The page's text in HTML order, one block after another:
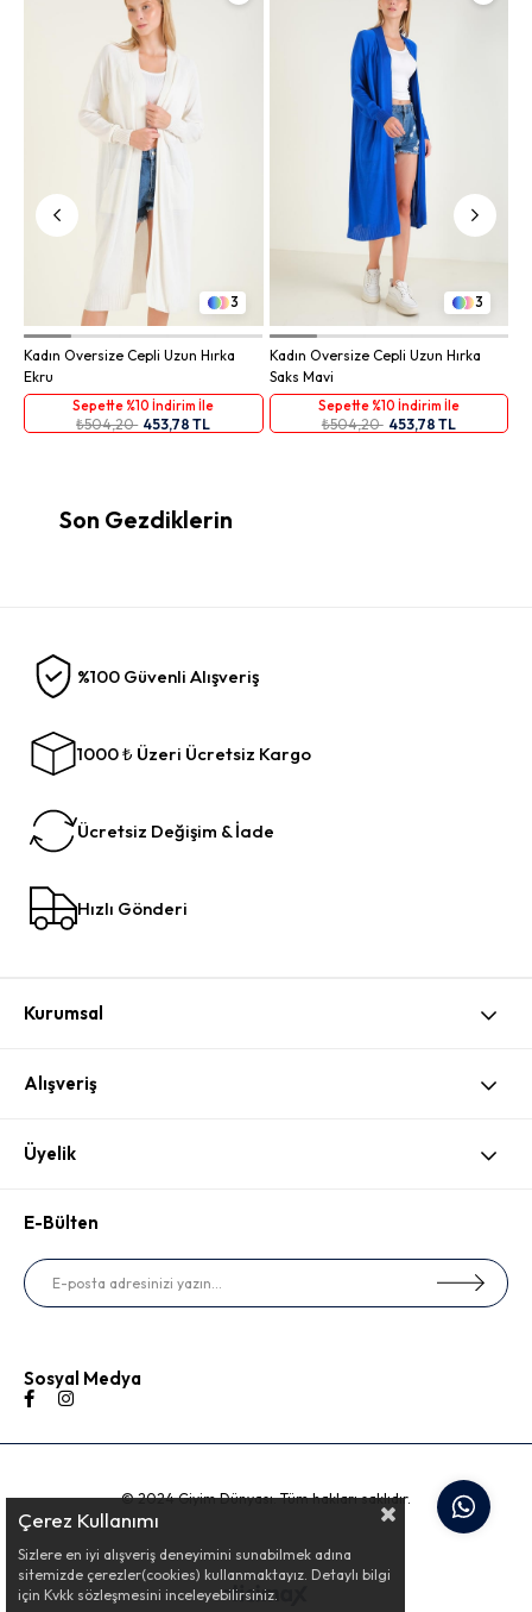
3
Kadın Oversize Cepli Uzun Hırka
Ekru
Sepette %10 İndirim İle
₺504,20 453,78 TL
3
Kadın Oversize Cepli Uzun Hırka
Saks Mavi
Sepette %10 İndirim İle
₺504,20 453,78 TL
Son Gezdiklerin
%100 Güvenli Alışveriş
1000 ₺ Üzeri Ücretsiz Kargo
Ücretsiz Değişim & İade
Hızlı Gönderi
Kurumsal
Alışveriş
Üyelik
E-Bülten
Sosyal Medya
© 2024 Giyim Dünyası. Tüm hakları saklıdır.
Çerez Kullanımı
Sizlere en iyi alışveriş deneyimini sunabilmek adına
sitemizde çerezler(cookies) kullanmaktayız. Detaylı bilgi
için Kvkk sözleşmesini inceleyebilirsiniz.